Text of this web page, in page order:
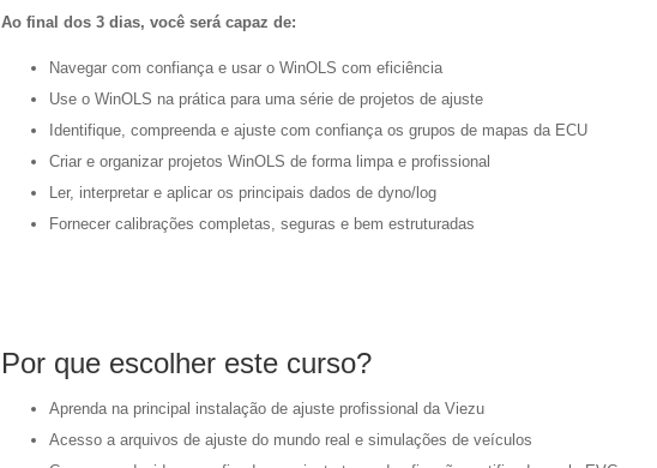
Ao final dos 3 dias, você será capaz de:
Navegar com confiança e usar o WinOLS com eficiência
Use o WinOLS na prática para uma série de projetos de ajuste
Identifique, compreenda e ajuste com confiança os grupos de mapas da ECU
Criar e organizar projetos WinOLS de forma limpa e profissional
Ler, interpretar e aplicar os principais dados de dyno/log
Fornecer calibrações completas, seguras e bem estruturadas
Por que escolher este curso?
Aprenda na principal instalação de ajuste profissional da Viezu
Acesso a arquivos de ajuste do mundo real e simulações de veículos